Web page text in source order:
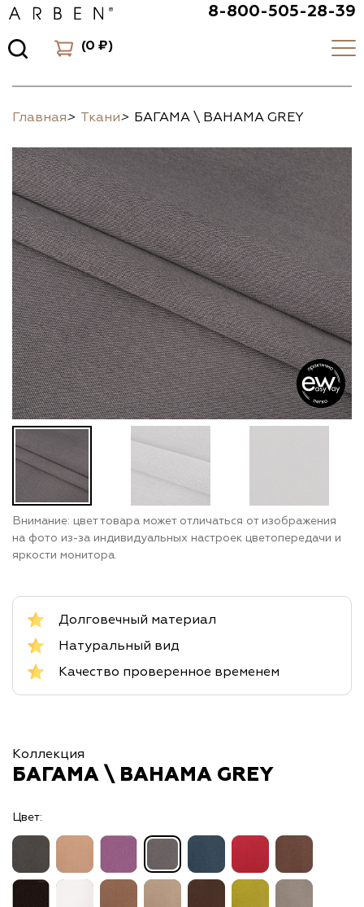
8-800-505-28-39
(0 ₽)
Главная> Ткани> БАГАМА \ BAHAMA GREY
Внимание: цвет товара может отличаться от изображения
на фото из-за индивидуальных настроек цветопередачи и
яркости монитора.
Долговечный материал
Натуральный вид
Качество проверенное временем
Коллекция
БАГАМА \ BAHAMA GREY
Цвет: